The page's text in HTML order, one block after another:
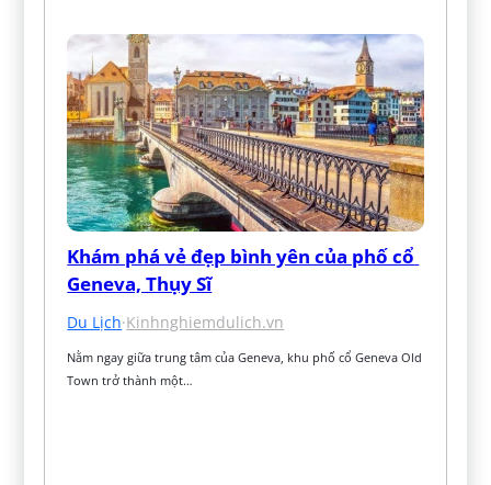
Khám phá vẻ đẹp bình yên của phố cổ
Geneva, Thụy Sĩ
Du Lịch·Kinhnghiemdulich.vn
Nằm ngay giữa trung tâm của Geneva, khu phố cổ Geneva Old
Town trở thành một…